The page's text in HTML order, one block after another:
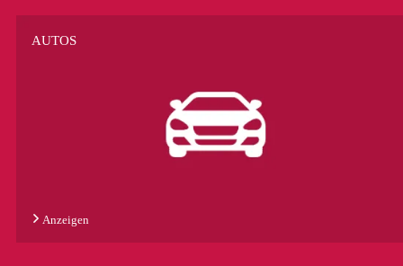
AUTOS
Anzeigen